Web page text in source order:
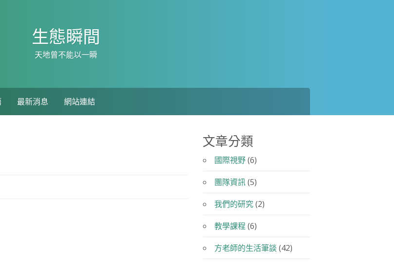
生態瞬間
天地曾不能以一瞬
最新消息 網站連結
文章分類
國際視野(6)
團隊資訊(5)
我們的研究(2)
教學課程 (6)
方老師的生活筆談 (42)